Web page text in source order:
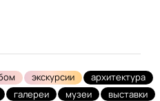
экскурсии
архитектура
галереи музеи
выставки